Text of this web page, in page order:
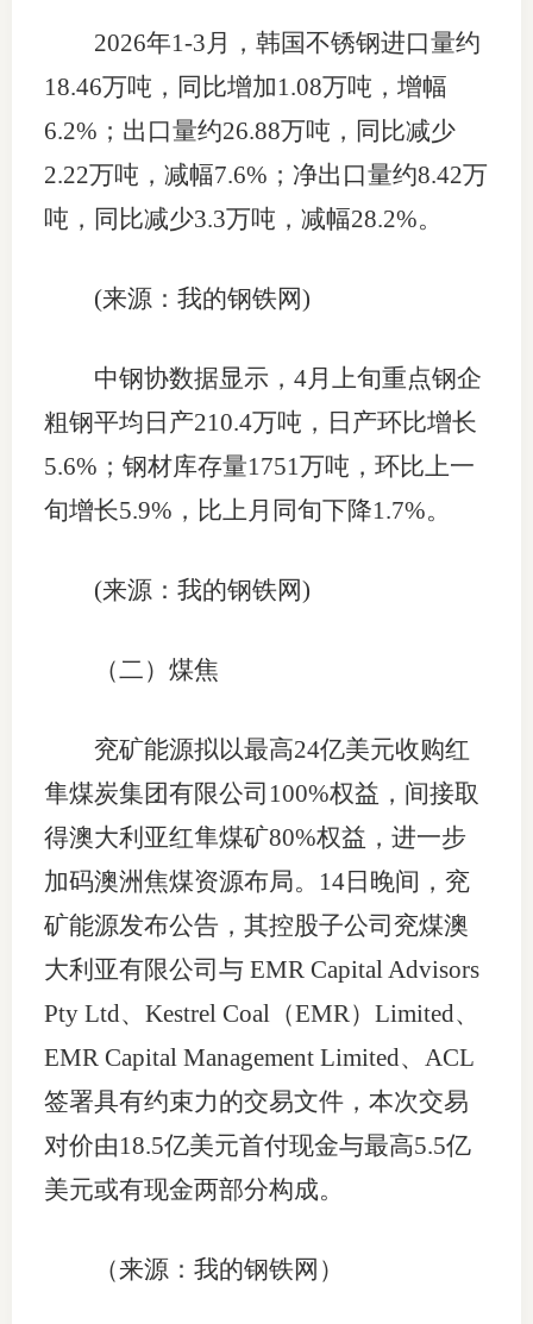
2026年1-3月，韩国不锈钢进口量约
18.46万吨，同比增加1.08万吨，增幅
6.2%；出口量约26.88万吨，同比减少
2.22万吨，减幅7.6%；净出口量约8.42万
吨，同比减少3.3万吨，减幅28.2%。
(来源：我的钢铁网)
中钢协数据显示，4月上旬重点钢企
粗钢平均日产210.4万吨，日产环比增长
5.6%；钢材库存量1751万吨，环比上一
旬增长5.9%，比上月同旬下降1.7%。
(来源：我的钢铁网)
（二）煤焦
兖矿能源拟以最高24亿美元收购红
隼煤炭集团有限公司100%权益，间接取
得澳大利亚红隼煤矿80%权益，进一步
加码澳洲焦煤资源布局。14日晚间，兖
矿能源发布公告，其控股子公司兖煤澳
大利亚有限公司与 EMR Capital Advisors
Pty Ltd、Kestrel Coal（EMR）Limited、
EMR Capital Management Limited、ACL
签署具有约束力的交易文件，本次交易
对价由18.5亿美元首付现金与最高5.5亿
美元或有现金两部分构成。
（来源：我的钢铁网）